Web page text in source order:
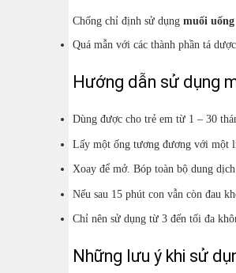
Chống chỉ định sử dụng muối
Quá mẫn với các thành phần tá
Hướng dẫn sử dụng
Dùng được cho trẻ em từ 1 – 30
Lấy một ống tương đương với một
Xoay để mở. Bóp toàn bộ dung
Nếu sau 15 phút con vẫn còn đau
Chỉ nên sử dụng từ 3 đến tối đa
Những lưu ý khi sử